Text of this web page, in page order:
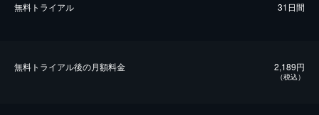
無料トライアル 31日間
無料トライアル後の⽉額料金 2,189円
（税込）